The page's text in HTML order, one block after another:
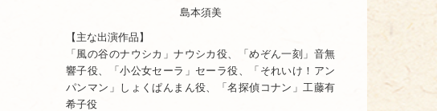
島本須美
【主な出演作品】
「風の谷のナウシカ」ナウシカ役、「めぞん一刻」音無
響子役、「小公女セーラ」セーラ役、「それいけ！アン
パンマン」しょくぱんまん役、「名探偵コナン」工藤有
希子役